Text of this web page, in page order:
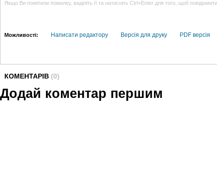
Якщо Ви помітили помилку, виділіть її та натисніть Ctrl+Enter для того, щоб
Можливості: Написати редактору Версія для друку PDF версія
КОМЕНТАРІВ (0)
Додай коментар першим